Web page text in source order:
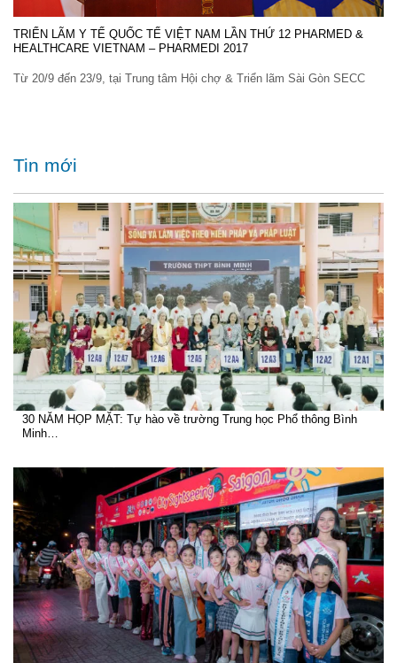
TRIỂN LÃM Y TẾ QUỐC TẾ VIỆT NAM LẦN THỨ 12 PHARMED &
HEALTHCARE VIETNAM – PHARMEDI 2017
Từ 20/9 đến 23/9, tại Trung tâm Hội chợ & Triển lãm Sài Gòn SECC
Tin mới
30 NĂM HỌP MẶT: Tự hào về trường Trung học Phổ thông Bình
Minh…